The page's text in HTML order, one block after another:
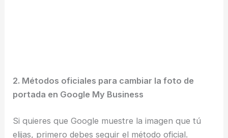
2. Métodos oficiales para cambiar la foto de
portada en Google My Business
Si quieres que Google muestre la imagen que tú
elijas, primero debes seguir el método oficial.